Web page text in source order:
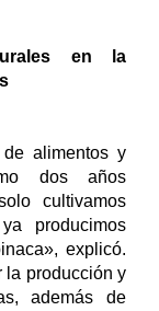
en la
alimentos y
dos años
cultivamos
producimos
explicó.
la producción y
además de